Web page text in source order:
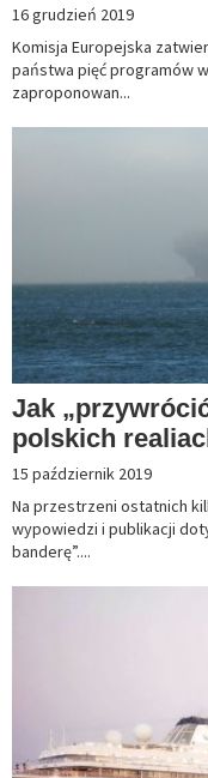
16 grudzień 2019
Komisja Europejska
państwa pięć programów
zaproponowan...
Jak
polskich
15 październik 2019
Na przestrzeni ostatnich
wypowiedzi i publikacji
banderę”....